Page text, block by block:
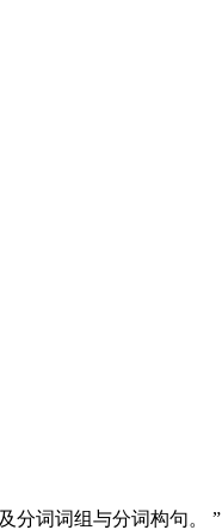
分词词组与分词构句。 ”